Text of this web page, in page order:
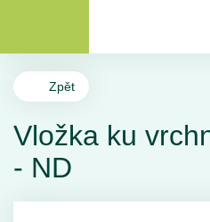
Zpět
Vložka ku
- ND